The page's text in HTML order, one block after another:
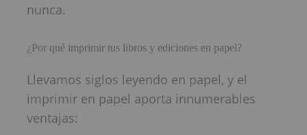
nunca.
¿Por qué imprimir tus libros y ediciones en papel?
Llevamos siglos leyendo en papel, y el
imprimir en papel aporta innumerables
ventajas: